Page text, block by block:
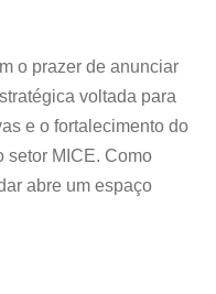
o prazer de anunciar
voltada para
e o fortalecimento do
setor MICE. Como
abre um espaço